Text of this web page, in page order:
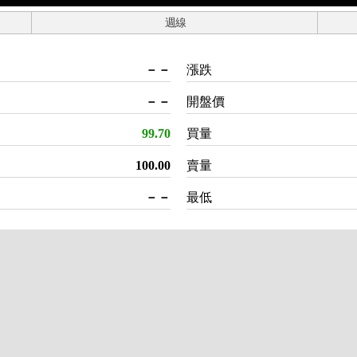
週線
－－
－－
99.70
100.00
－－
漲跌
開盤價
買量
賣量
最低